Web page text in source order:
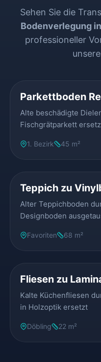
Sehen Sie die
Bodenverlegung
professioneller
Parkettboden
Alte beschädigte
Fischgrätparkett
1. Bezirk 45 m²
Teppich zu
Alter Teppichboden
Designboden
Favoriten 68 m²
Fliesen zu
Kalte Küchenfliesen
in Holzoptik ersetzt
Döbling 22 m²